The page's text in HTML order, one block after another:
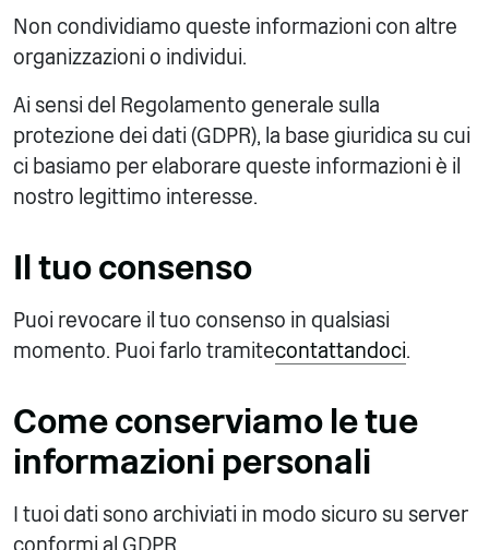
Non condividiamo queste informazioni con altre
organizzazioni o individui.
Ai sensi del Regolamento generale sulla
protezione dei dati (GDPR), la base giuridica su cui
ci basiamo per elaborare queste informazioni è il
nostro legittimo interesse.
Il tuo consenso
Puoi revocare il tuo consenso in qualsiasi
momento. Puoi farlo tramitecontattandoci.
Come conserviamo le tue
informazioni personali
I tuoi dati sono archiviati in modo sicuro su server